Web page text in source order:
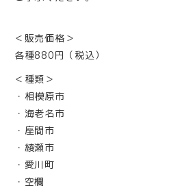
＜販売価格＞
各種880円（税込）
＜種類＞
・相模原市
・海老名市
・座間市
・綾瀬市
・愛川町
・空欄